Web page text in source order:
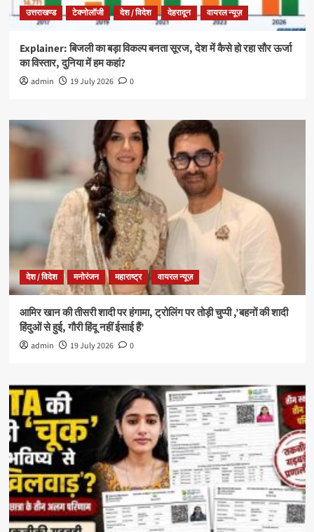
उत्तराखण्ड टेक्नोलॉजी देश / विदेश देहरादून वायरल न्यूज़
Explainer: बिजली का बड़ा विकल्प बनता सूरज, देश में कैसे हो रहा सौर ऊर्जा
का विस्तार, दुनिया में हम कहां?
admin 19 July 2026 0
देश / विदेश मनोरंजन महाराष्ट्र वायरल न्यूज़
आमिर खान की तीसरी शादी पर हंगामा, ट्रोलिंग पर तोड़ी चुप्पी ,’बहनों की शादी
हिंदुओं से हुई, गौरी हिंदू नहीं ईसाई हैं’
admin 19 July 2026 0